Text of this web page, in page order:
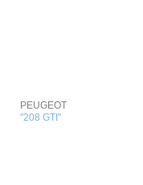
PEUGEOT
"208 GTI"